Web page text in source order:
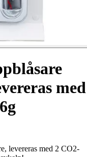
med
levereras med 2 CO2-